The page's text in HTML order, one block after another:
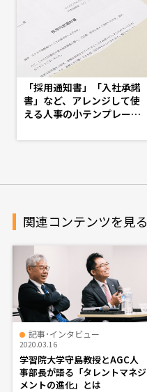
「採用通知書」「入社承諾
書」など、アレンジして使
える人事の小テンプレート
j）- 理想の人事へ、ショー
関連コンテンツを見る
記事･インタビュー
2020.03.16
学習院大学守島教授とAGC人
事部長が語る「タレントマネジ
メントの進化」とは